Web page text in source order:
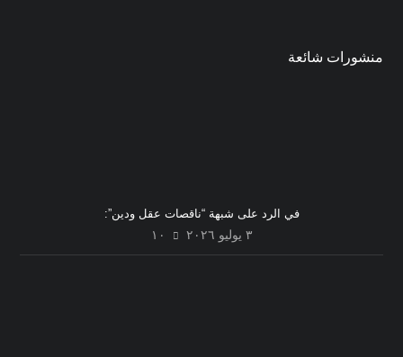
منشورات شائعة
في الرد على شبهة “ناقصات عقل ودين”:
٣ يوليو ٢٠٢٦ ١٠